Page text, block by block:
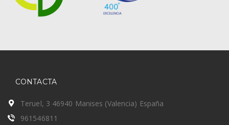
CONTACTA
Teruel, 3 46940 Manises (Valencia) España
961546811